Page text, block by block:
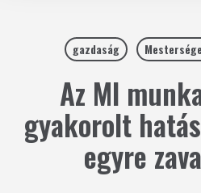
gazdaság
Az MI
gyakorolt
egyre